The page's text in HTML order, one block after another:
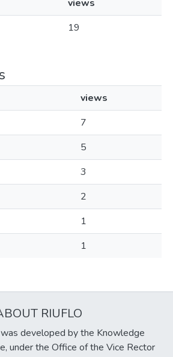
views
19
views
7
5
3
2
1
1
RIUFLO
developed by the Knowledge
under the Office of the Vice Rector